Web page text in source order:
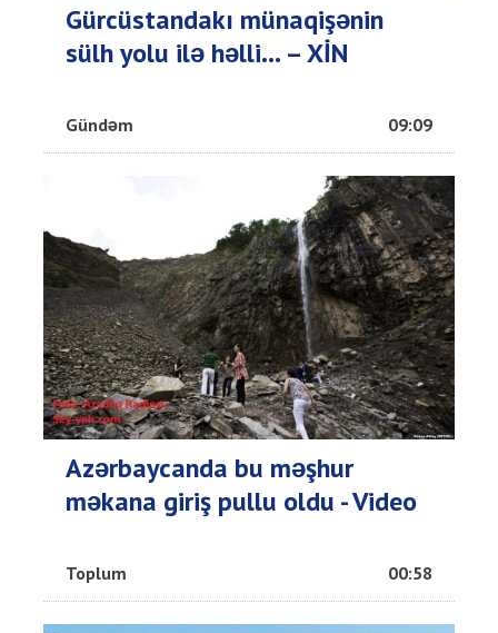
Gürcüstandakı münaqişənin
sülh yolu ilə həlli... – XİN
Gündəm 09:09
Azərbaycanda bu məşhur
məkana giriş pullu oldu - Video
Toplum 00:58